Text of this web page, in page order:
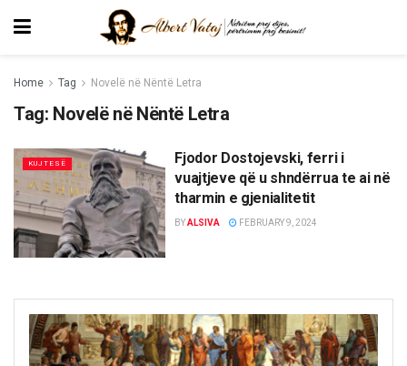
Home Tag Novelë në Nëntë Letra
Tag: Novelë në Nëntë Letra
KUJTESË
Fjodor Dostojevski, ferri i
vuajtjeve që u shndërrua te ai në
tharmin e gjenialitetit
BYALSIVA FEBRUARY 9, 2024